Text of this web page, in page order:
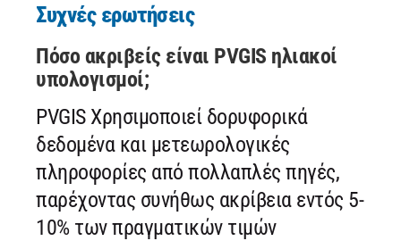
Συχνές ερωτήσεις
Πόσο ακριβείς είναι PVGIS ηλιακοί
υπολογισμοί;
PVGIS Χρησιμοποιεί δορυφορικά
δεδομένα και μετεωρολογικές
πληροφορίες από πολλαπλές πηγές,
παρέχοντας συνήθως ακρίβεια εντός 5-
10% των πραγματικών τιμών